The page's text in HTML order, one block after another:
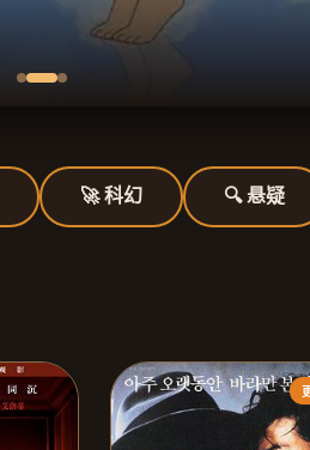
🚀 科幻 🔍 悬疑